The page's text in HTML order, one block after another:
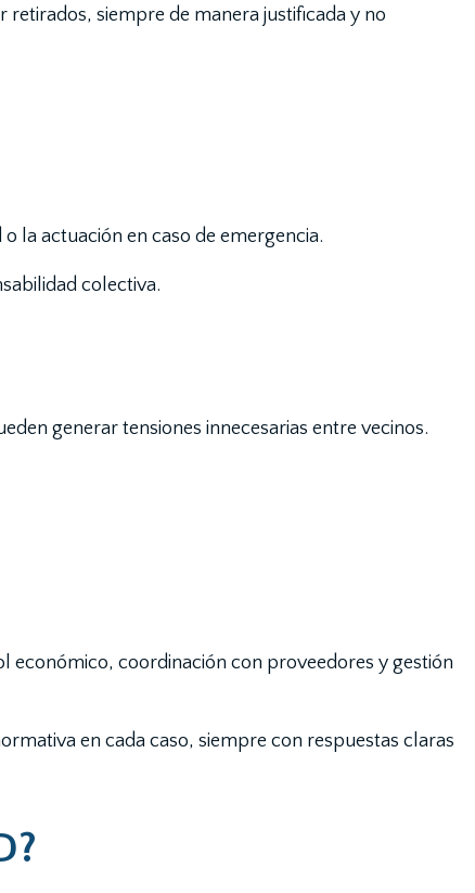
retirados, siempre de manera justificada y no
la actuación en caso de emergencia.
colectiva.
generar tensiones innecesarias entre vecinos.
económico, coordinación con proveedores y gestión
en cada caso, siempre con respuestas claras